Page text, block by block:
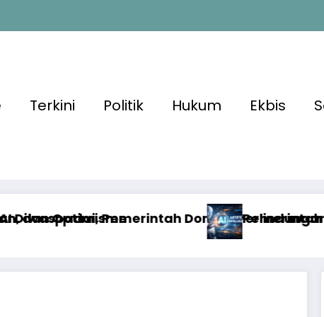
Terkini Politik Hukum Ekbis
Dorong Perlindungan Data dan Konten
Pemerintah Antisipasi Disrupsi AI